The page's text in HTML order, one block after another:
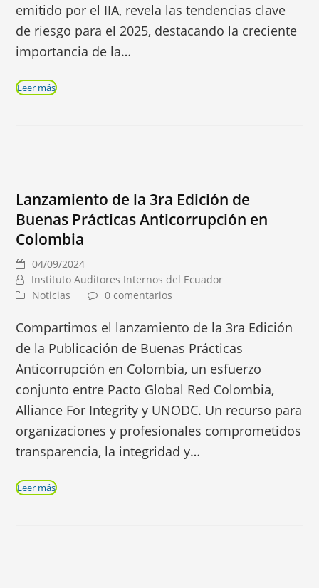
emitido por el IIA, revela las tendencias clave
de riesgo para el 2025, destacando la creciente
importancia de la…
Leer más
Lanzamiento de la 3ra Edición de
Buenas Prácticas Anticorrupción en
Colombia
04/09/2024
Instituto Auditores Internos del Ecuador
Noticias
0 comentarios
Compartimos el lanzamiento de la 3ra Edición
de la Publicación de Buenas Prácticas
Anticorrupción en Colombia, un esfuerzo
conjunto entre Pacto Global Red Colombia,
Alliance For Integrity y UNODC. Un recurso para
organizaciones y profesionales comprometidos
transparencia, la integridad y…
Leer más